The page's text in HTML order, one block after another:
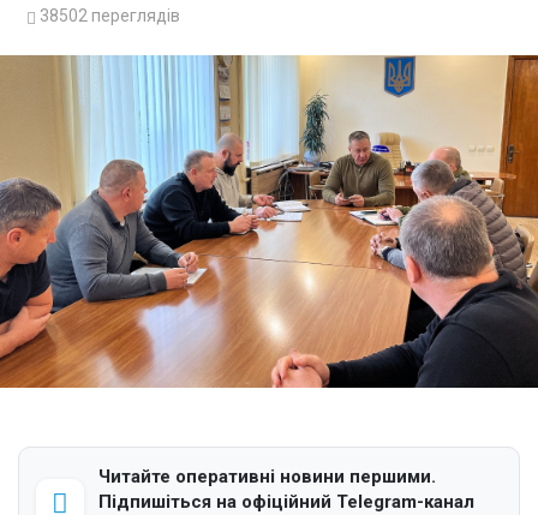
38502 переглядів
Читайте оперативні новини першими.
Підпишіться на офіційний Telegram-канал